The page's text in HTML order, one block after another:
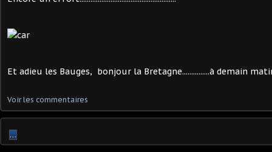
Et adieu les Bauges, bonjour la Bretagne...............à demain matin
Voir les commentaires
…